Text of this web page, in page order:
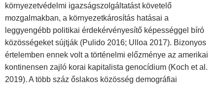
környezetvédelmi igazságszolgáltatást követelő
mozgalmakban, a környezetkárosítás hatásai a
leggyengébb politikai érdekérvényesítő képességgel bíró
közösségeket sújtják (Pulido 2016; Ulloa 2017). Bizonyos
értelemben ennek volt a történelmi előzménye az amerikai
kontinensen zajló korai kapitalista genocídium (Koch et al.
2019). A több száz őslakos közösség demográfiai